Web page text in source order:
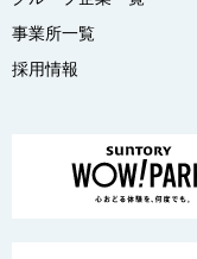
事業所一覧
採用情報